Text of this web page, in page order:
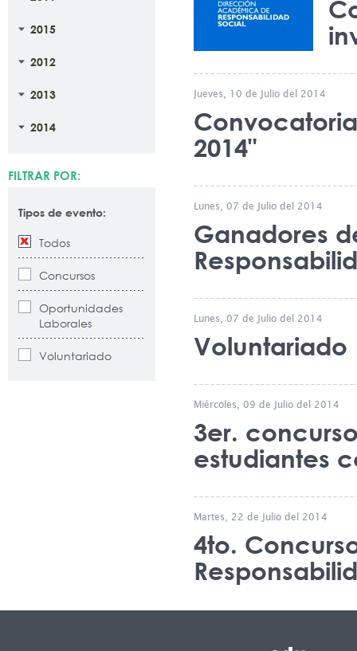
2015
2012
2013
2014
FILTRAR POR:
Tipos de evento:
Todos
Concursos
Oportunidades
Laborales
Voluntariado
Jueves, 10 de Julio del 2014
2014"
Lunes, 07 de Julio del 2014
Ganadores
Lunes, 07 de Julio del 2014
Miércoles, 09 de Julio del 2014
3er.
estudiantes
Martes, 22 de Julio del 2014
4to.